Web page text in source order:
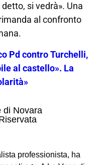
si vedrà». Una
al confronto
Pd contro Turchelli,
al castello». La
di Novara
professionista, ha